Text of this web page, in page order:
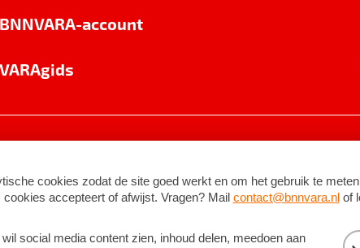
BNNVARA-account
VARAgids
©2026BNNVARA